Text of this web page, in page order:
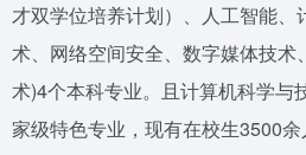
才双学位培养计划）、人工智能、
术、网络空间安全、数字媒体技术
术)4个本科专业。且计算机科学与
家级特色专业，现有在校生3500